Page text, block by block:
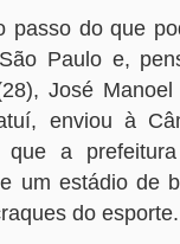
passo do que
Paulo e,
José
enviou à
a
um estádio de
do esporte.